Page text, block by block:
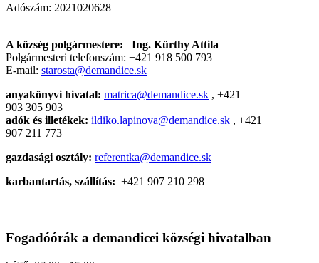
Adószám: 2021020628
A község polgármestere:
Ing. Kürthy Attila
Polgármesteri telefonszám: +421 918 500 793
E-mail: starosta@demandice.sk
anyakönyvi hivatal: matrica@demandice.sk , +421
903 305 903
adók és illetékek: ildiko.lapinova@demandice.sk , +421
907 211 773
gazdasági osztály: referentka@demandice.sk
karbantartás, szállítás: +421 907 210 298
Fogadóórák a demandicei községi hivatalban